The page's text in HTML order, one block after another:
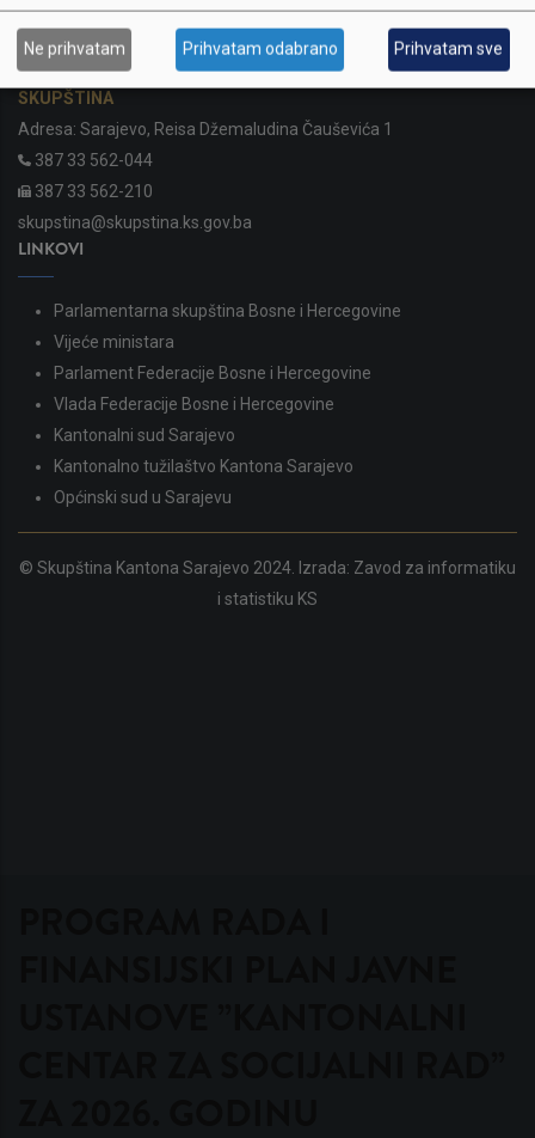
KONTAKTI
SKUPŠTINA
Adresa: Sarajevo, Reisa Džemaludina Čauševića 1
387 33 562-044
387 33 562-210
skupstina@skupstina.ks.gov.ba
LINKOVI
Parlamentarna skupština Bosne i Hercegovine
Vijeće ministara
Parlament Federacije Bosne i Hercegovine
Vlada Federacije Bosne i Hercegovine
Kantonalni sud Sarajevo
Kantonalno tužilaštvo Kantona Sarajevo
Općinski sud u Sarajevu
© Skupština Kantona Sarajevo 2024. Izrada: Zavod za informatiku
i statistiku KS
Ne prihvatam Prihvatam odabrano Prihvatam sve